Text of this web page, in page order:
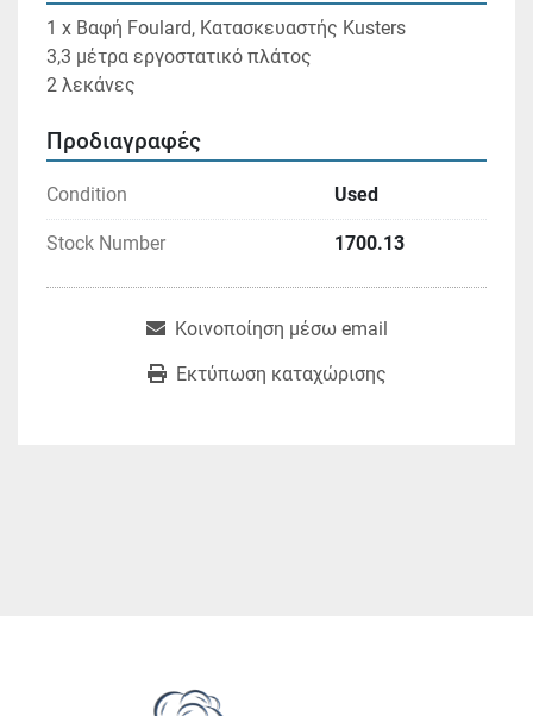
1 x Βαφή Foulard, Κατασκευαστής Kusters
3,3 μέτρα εργοστατικό πλάτος
2 λεκάνες
Προδιαγραφές
Condition Used
Stock Number 1700.13
Κοινοποίηση μέσω email
Εκτύπωση καταχώρισης